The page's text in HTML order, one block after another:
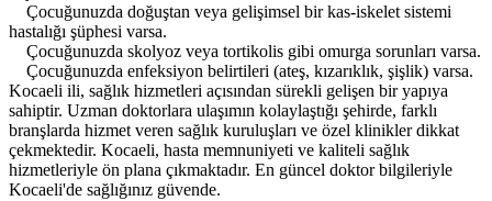
Çocuğunuzda doğuştan veya gelişimsel bir kas-iskelet sistemi
hastalığı şüphesi varsa.
Çocuğunuzda skolyoz veya tortikolis gibi omurga sorunları varsa.
Çocuğunuzda enfeksiyon belirtileri (ateş, kızarıklık, şişlik) varsa.
Kocaeli ili, sağlık hizmetleri açısından sürekli gelişen bir yapıya
sahiptir. Uzman doktorlara ulaşımın kolaylaştığı şehirde, farklı
branşlarda hizmet veren sağlık kuruluşları ve özel klinikler dikkat
çekmektedir. Kocaeli, hasta memnuniyeti ve kaliteli sağlık
hizmetleriyle ön plana çıkmaktadır. En güncel doktor bilgileriyle
Kocaeli'de sağlığınız güvende.